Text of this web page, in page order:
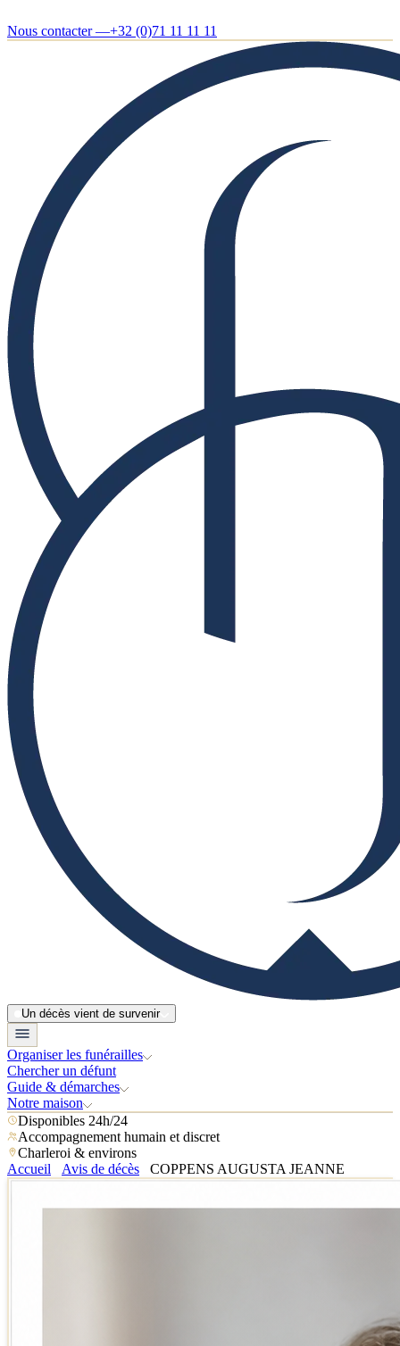
Nous contacter —+32 (0)71 11 11 11
Un décès vient de survenir
Organiser les funérailles
Chercher un défunt
Guide & démarches
Notre maison
Disponibles 24h/24
Accompagnement humain et discret
Charleroi & environs
Accueil
Avis de décès COPPENS AUGUSTA JEANNE